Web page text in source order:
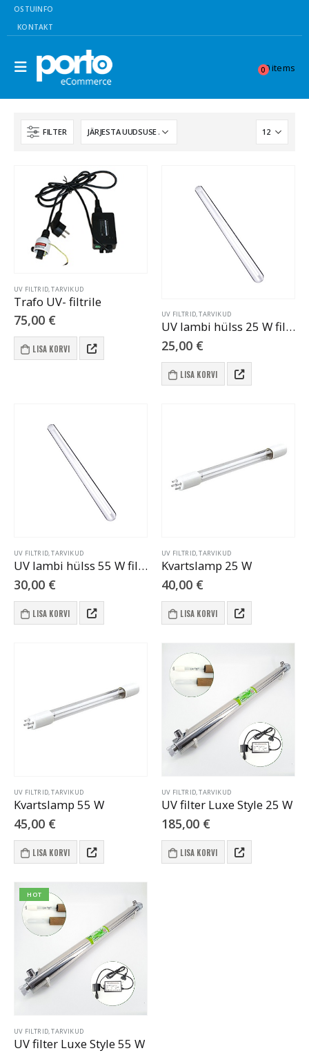
OSTUINFO
KONTAKT
00 items
FILTER
UV FILTRID, TARVIKUD
Trafo UV- filtrile
75,00 €
LISA KORVI
UV FILTRID, TARVIKUD
UV lambi hülss 25 W filtrile
25,00 €
LISA KORVI
UV FILTRID, TARVIKUD
UV lambi hülss 55 W filtrile
30,00 €
LISA KORVI
UV FILTRID, TARVIKUD
Kvartslamp 25 W
40,00 €
LISA KORVI
UV FILTRID, TARVIKUD
Kvartslamp 55 W
45,00 €
LISA KORVI
UV FILTRID, TARVIKUD
UV filter Luxe Style 25 W
185,00 €
LISA KORVI
HOT
UV FILTRID, TARVIKUD
UV filter Luxe Style 55 W